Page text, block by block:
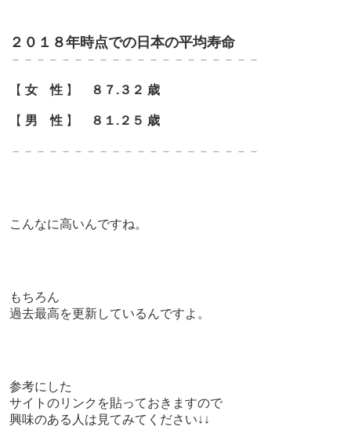
２０１８年時点での日本の平均寿命
－－－－－－－－－－－－－－－－－－－－
【 女 性】 ８７.３２ 歳
【 男 性】 ８１.２５ 歳
－－－－－－－－－－－－－－－－－－－－
こんなに高いんですね。
もちろん
過去最高を更新しているんですよ。
参考にした
サイトのリンクを貼っておきますので
興味のある人は見てみてください↓↓